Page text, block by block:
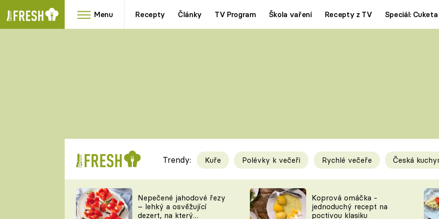
Menu Recepty Články TV Program Škola vaření Recepty z TV Speciál: Cuketa
RYCHLOVKY
Videorecepty
TEĎ VAŘÍ ŠÉF!
Tipy a triky
KAM ZA JÍDLEM
Trendy: Kuře Polévky k večeři Rychlé večeře Česká
Nepečené jahodové řezy
– lehký a osvěžující
dezert, na který
Koprová omáčka -
jednoduchý recept na
poctivou klasiku